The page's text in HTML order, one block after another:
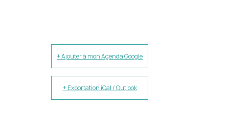
+ Ajouter à mon Agenda Google
+ Exportation iCal / Outlook